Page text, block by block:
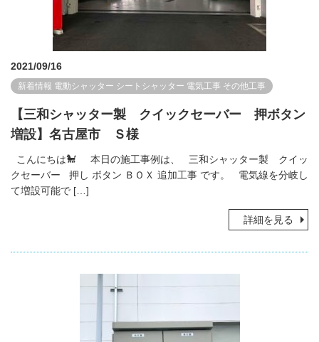
2021/09/16
新着情報 電動シャッター シートシャッター 電気工事 その他工事
【三和シャッター製 クイックセーバー 押ボタン
増設】名古屋市 Ｓ様
こんにちは🐩 本日の施工事例は、 三和シャッター製 クイッ
クセーバー 押し ボタン ＢＯＸ 追加工事 です。 電気線を分岐し
て増設可能で […]
詳細を見る